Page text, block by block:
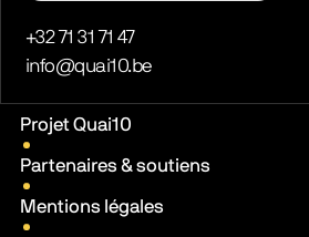
Téléphone
+32 71 31 71 47
E-mail
info@quai10.be
Liens pratiques
Projet Quai10
Partenaires & soutiens
Mentions légales